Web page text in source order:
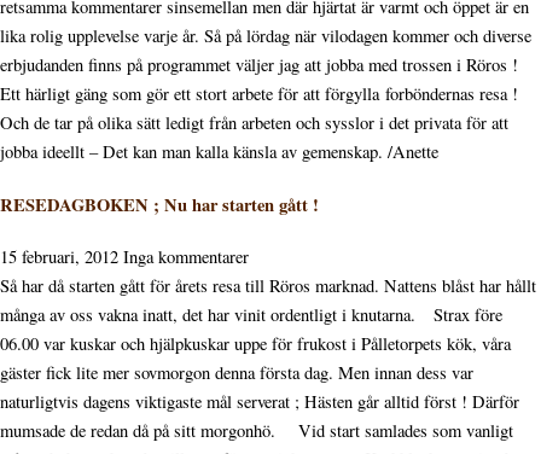
retsamma kommentarer sinsemellan men där hjärtat är varmt och öppet är en
lika rolig upplevelse varje år. Så på lördag när vilodagen kommer och diverse
erbjudanden finns på programmet väljer jag att jobba med trossen i Röros !
Ett härligt gäng som gör ett stort arbete för att förgylla forböndernas resa !
Och de tar på olika sätt ledigt från arbeten och sysslor i det privata för att
jobba ideellt – Det kan man kalla känsla av gemenskap. /Anette
RESEDAGBOKEN ; Nu har starten gått !
15 februari, 2012 Inga kommentarer
Så har då starten gått för årets resa till Röros marknad. Nattens blåst har hållt
många av oss vakna inatt, det har vinit ordentligt i knutarna. Strax före
06.00 var kuskar och hjälpkuskar uppe för frukost i Pålletorpets kök, våra
gäster fick lite mer sovmorgon denna första dag. Men innan dess var
naturligtvis dagens viktigaste mål serverat ; Hästen går alltid först ! Därför
mumsade de redan då på sitt morgonhö. Vid start samlades som vanligt